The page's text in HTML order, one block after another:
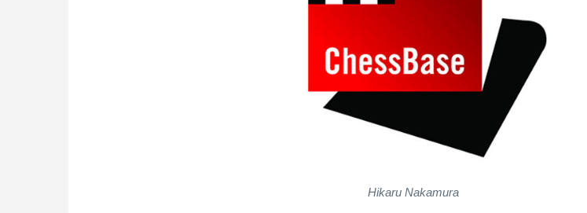
Hikaru Nakamura